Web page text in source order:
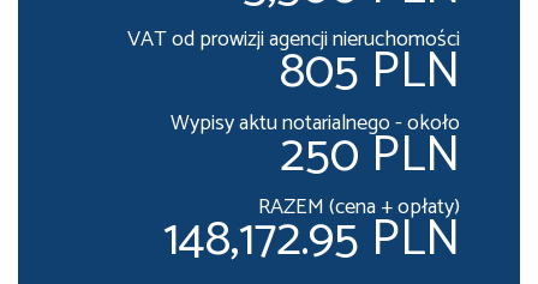
VAT od prowizji agencji nieruchomości
805 PLN
Wypisy aktu notarialnego - około
250 PLN
RAZEM (cena + opłaty)
148,172.95 PLN